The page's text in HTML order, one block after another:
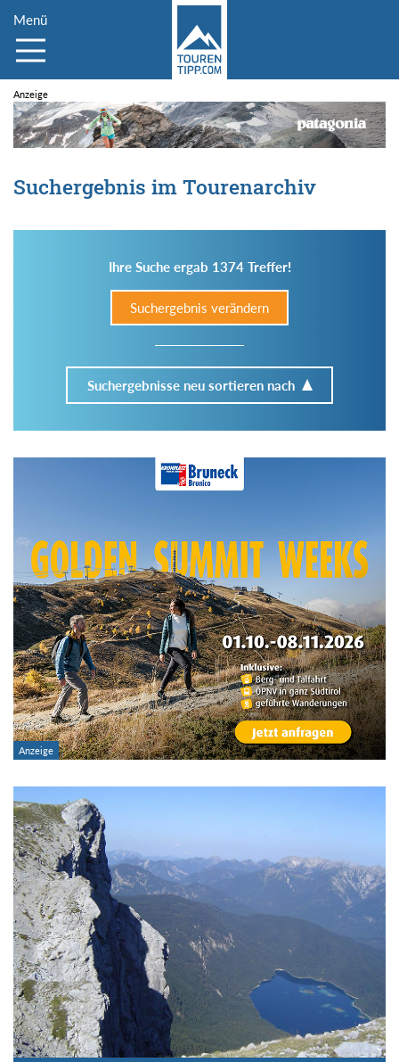
Menü
Suchergebnis im Tourenarchiv
Ihre Suche ergab 1374 Treffer!
Suchergebnis verändern
Suchergebnisse neu sortieren nach
Im Tourenarchiv suchen
Region:
Gebirge:
Art der Tour:
Schwierigkeitsgrad:
von
Kondition (Tourdauer):
von
bis
Suchbegriff: